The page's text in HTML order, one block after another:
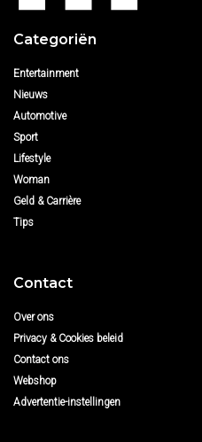
Categoriën
Entertainment
Nieuws
Automotive
Sport
Lifestyle
Woman
Geld & Carrière
Tips
Contact
Over ons
Privacy & Cookies beleid
Contact ons
Webshop
Advertentie-instellingen